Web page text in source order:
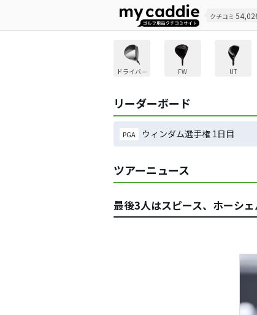
クチコミ
ドライバー FW UT
リーダーボード
PGA ウィンダム選手権 1日目
ツアーニュース
最後3人はスピース、ホーシ